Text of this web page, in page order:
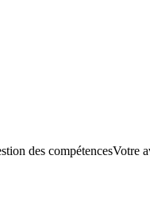
des compétencesVotre